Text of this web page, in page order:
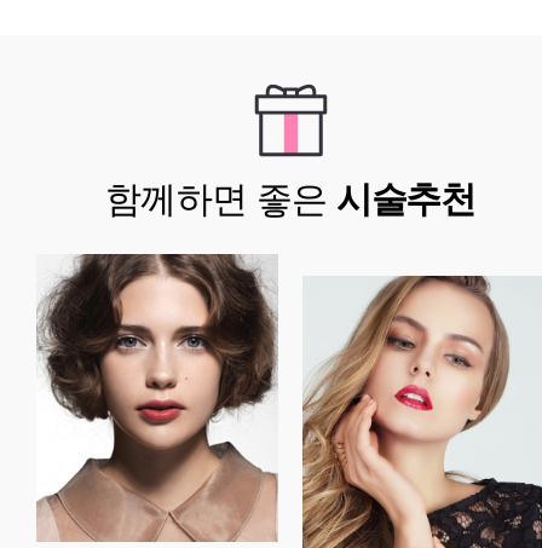
함께하면 좋은 시술추천